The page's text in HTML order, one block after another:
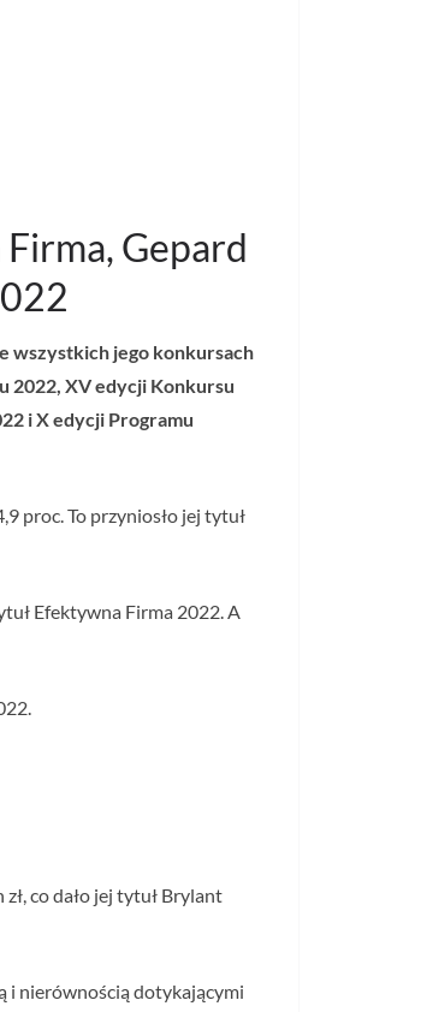
Gepard
wszystkich jego konkursach
2022, XV edycji Konkursu
i X edycji Programu
proc. To przyniosło jej tytuł
Efektywna Firma 2022. A
co dało jej tytuł Brylant
i nierównością dotykającymi